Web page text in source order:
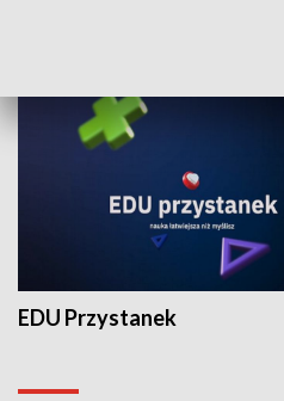
EDU Przystanek